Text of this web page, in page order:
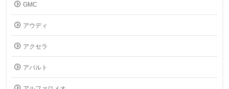
GMC
アウディ
アクセラ
アバルト